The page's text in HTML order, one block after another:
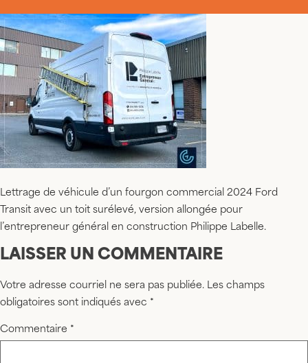
Lettrage de véhicule d’un fourgon commercial 2024 Ford
Transit avec un toit surélevé, version allongée pour
l’entrepreneur général en construction Philippe Labelle.
LAISSER UN COMMENTAIRE
Votre adresse courriel ne sera pas publiée. Les champs
obligatoires sont indiqués avec *
Commentaire *